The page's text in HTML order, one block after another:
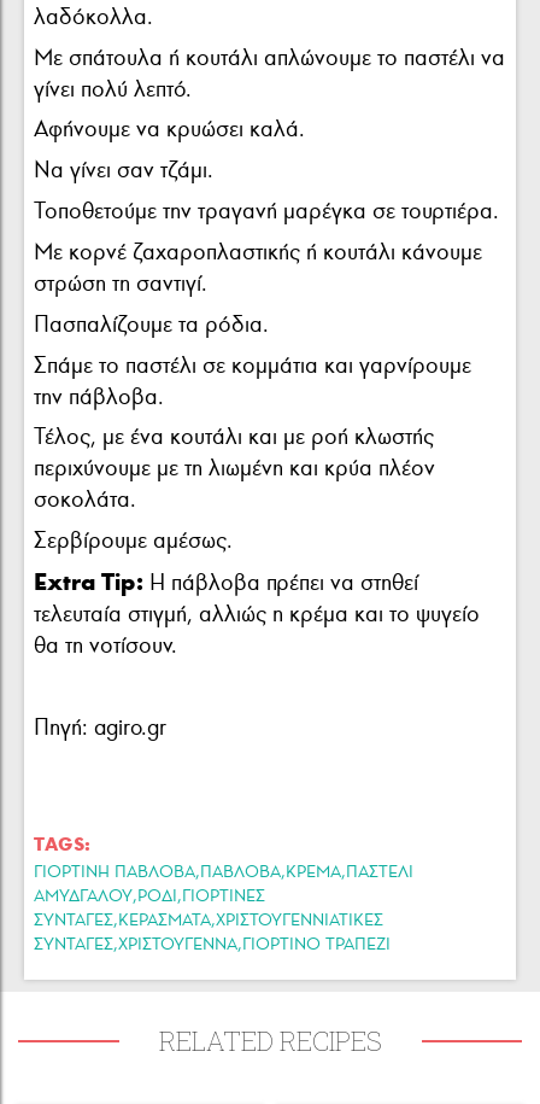
λαδόκολλα.
Με σπάτουλα ή κουτάλι απλώνουμε το παστέλι να
γίνει πολύ λεπτό.
Αφήνουμε να κρυώσει καλά.
Να γίνει σαν τζάμι.
Τοποθετούμε την τραγανή μαρέγκα σε τουρτιέρα.
Με κορνέ ζαχαροπλαστικής ή κουτάλι κάνουμε
στρώση τη σαντιγί.
Πασπαλίζουμε τα ρόδια.
Σπάμε το παστέλι σε κομμάτια και γαρνίρουμε
την πάβλοβα.
Τέλος, με ένα κουτάλι και με ροή κλωστής
περιχύνουμε με τη λιωμένη και κρύα πλέον
σοκολάτα.
Σερβίρουμε αμέσως.
Extra Tip: Η πάβλοβα πρέπει να στηθεί
τελευταία στιγμή, αλλιώς η κρέμα και το ψυγείο
θα τη νοτίσουν.
Πηγή: agiro.gr
TAGS:
ΓΙΟΡΤΙΝΉ ΠΆΒΛΟΒΑ,ΠΑΒΛΟΒΑ,ΚΡΕΜΑ,ΠΑΣΤΕΛΙ
ΑΜΥΔΓΑΛΟΥ,ΡΟΔΙ,ΓΙΟΡΤΙΝΕΣ
ΣΥΝΤΑΓΕΣ,ΚΕΡΑΣΜΑΤΑ,ΧΡΙΣΤΟΥΓΕΝΝΙΑΤΙΚΕΣ
ΣΥΝΤΑΓΕΣ,ΧΡΙΣΤΟΥΓΕΝΝΑ,ΓΙΟΡΤΙΝΟ ΤΡΑΠΕΖΙ
RELATED RECIPES